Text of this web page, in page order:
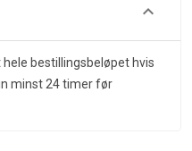
bestillingsbeløpet hvis
minst 24 timer før